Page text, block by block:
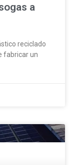
a
reciclado
fabricar un